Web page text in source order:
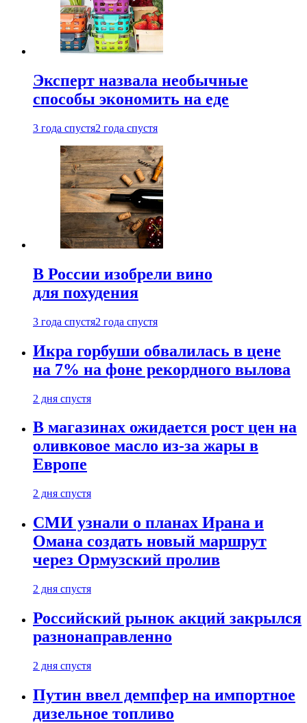
Эксперт назвала необычные
способы экономить на еде
3 года спустя2 года спустя
В России изобрели вино
для похудения
3 года спустя2 года спустя
Икра горбуши обвалилась в цене
на 7% на фоне рекордного вылова
2 дня спустя
В магазинах ожидается рост цен на
оливковое масло из-за жары в
Европе
2 дня спустя
СМИ узнали о планах Ирана и
Омана создать новый маршрут
через Ормузский пролив
2 дня спустя
Российский рынок акций закрылся
разнонаправленно
2 дня спустя
Путин ввел демпфер на импортное
дизельное топливо